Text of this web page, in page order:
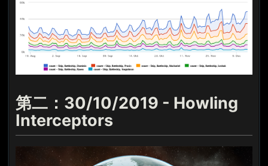
第二：30/10/2019 - Howling
Interceptors